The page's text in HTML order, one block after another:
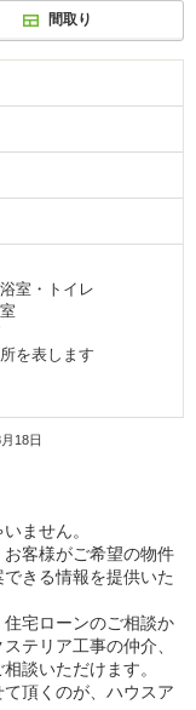
間取り
室・トイレ
を表します
18日
ません。
客様がご希望の物件
きる情報を提供いた
宅ローンのご相談か
テリア工事の仲介、
談いただけます。
頂くのが、ハウスア